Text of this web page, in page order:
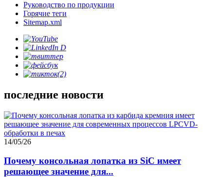
Руководство по продукции
Горячие теги
Sitemap.xml
последние новости
14/05/26
Почему консольная лопатка из SiC имеет
решающее значение для...